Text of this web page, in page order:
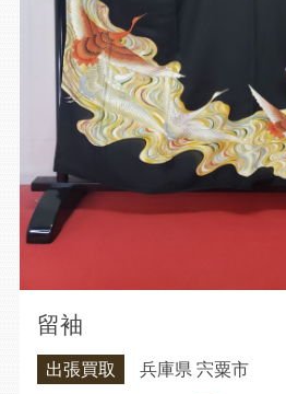
留袖
出張買取 兵庫県 宍粟市